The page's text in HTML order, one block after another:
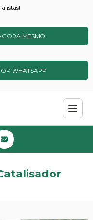
MESMO
WHATSAPP
automotivo